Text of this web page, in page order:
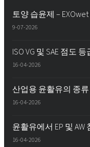
토양 습윤제 – EXOwet
9-07-2026
ISO VG 및 SAE 점도
16-04-2026
산업용 윤활유의 종류
16-04-2026
윤활유에서 EP 및
16-04-2026